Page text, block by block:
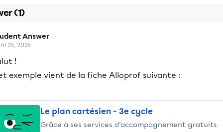
(1)
Answer
25, 2026
!
exemple vient de la fiche Alloprof suivante :
Le plan cartésien - 3e cycle
Grâce à ses services d’accompagnement gratuits